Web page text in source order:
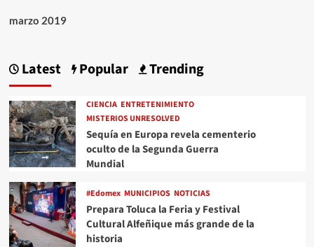
marzo 2019
Latest Popular Trending
CIENCIA ENTRETENIMIENTO
MISTERIOS UNRESOLVED
Sequía en Europa revela cementerio
oculto de la Segunda Guerra
Mundial
#Edomex MUNICIPIOS NOTICIAS
Prepara Toluca la Feria y Festival
Cultural Alfeñique más grande de la
historia